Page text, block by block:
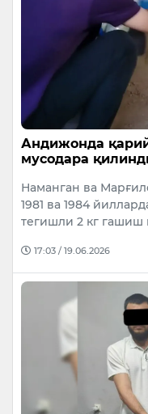
Андижонда
мусодара
Наманган ва
1981 ва 1984
тегишли 2 кг гашиш
17:03 / 19.06.2026